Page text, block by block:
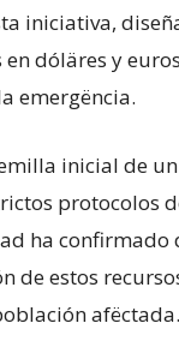
iniciativa,
dóläres y
emergëncia.
inicial de
protocolos
ha
estos
afëctada.